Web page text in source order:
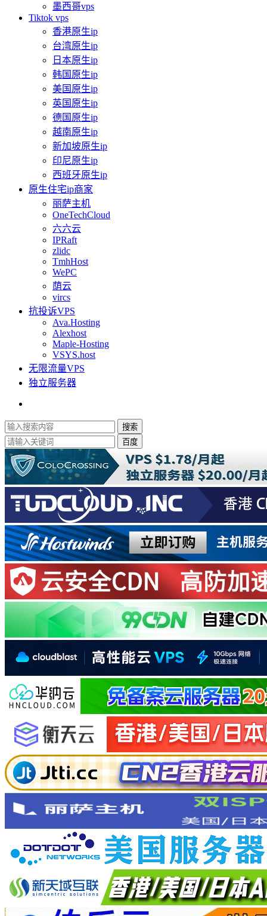
墨西哥vps
Tiktok vps
香港原生ip
台湾原生ip
日本原生ip
韩国原生ip
美国原生ip
英国原生ip
德国原生ip
越南原生ip
新加坡原生ip
印尼原生ip
西班牙原生ip
原生住宅ip商家
丽萨主机
OneTechCloud
六六云
IPRaft
zlidc
TmhHost
WePC
荫云
vircs
抗投诉VPS
Ava.Hosting
Alexhost
Maple-Hosting
VSYS.host
无限流量VPS
独立服务器